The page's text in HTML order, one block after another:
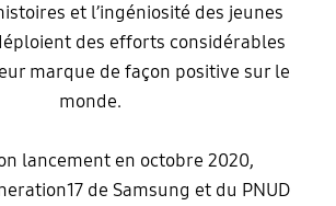
et l’ingéniosité des jeunes
des efforts considérables
marque de façon positive sur le
monde.
lancement en octobre 2020,
de Samsung et du PNUD